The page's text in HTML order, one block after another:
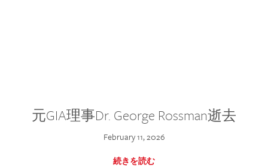
元GIA理事Dr. George Rossman逝去
February 11, 2026
続きを読む